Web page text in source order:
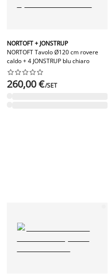
NORTOFT + JONSTRUP
NORTOFT Tavolo Ø120 cm rovere
caldo + 4 JONSTRUP blu chiaro






260,00 €/SET